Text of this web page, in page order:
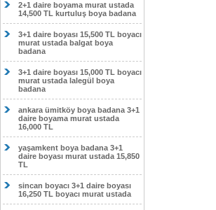
2+1 daire boyama murat ustada
14,500 TL kurtuluş boya badana
3+1 daire boyası 15,500 TL boyacı
murat ustada balgat boya
badana
3+1 daire boyası 15,000 TL boyacı
murat ustada lalegül boya
badana
ankara ümitköy boya badana 3+1
daire boyama murat ustada
16,000 TL
yaşamkent boya badana 3+1
daire boyası murat ustada 15,850
TL
sincan boyacı 3+1 daire boyası
16,250 TL boyacı murat ustada